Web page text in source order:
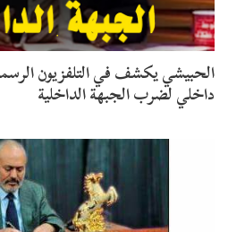
الحبيشي يكشف في التلفزيون
داخلي لضرب الجبهة الداخلية